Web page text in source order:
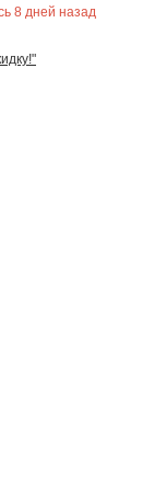
8 дней назад